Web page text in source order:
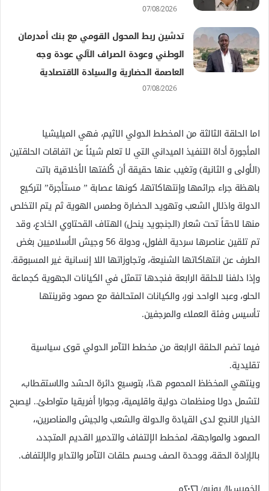
07/08/2026
تدشين ربط المحول القومي مع بنك أمدرمان
الوطني وعودة الصراف الآلي عودة وجه
العاصمة الحضارية والسيادة الاقتصادية
07/08/2026
اما الحلقة الثالثة من المخطط الدولي الاثيم، فهي الميليشيا
المأجورة أداة التنفيذ الميداني التي لا تعلم شيئاً عن اتفاقات الحلقتين
(الأولى و الثانية) وتغيب عنها حقيقة أن كُلفتها الأخلاقية باتت
باهظة جراء جرائمها وإنتهاكاتها، كونها عصابة ” مستأجرة” لتركيع
الدولة واذلال الشعب وتهويد الحضارة وطمس الهوية ثم يتم التخلص
منها لاحقاً تحت شعار (الجنجويد ينحل) الهتاف القحتاوي الخادع، وقد
تم تلقين عناصرها سردية الفلول، ودولة 56 وجيش الأسلاميين بغض
الطرف عن انتهاكاتها الشنيعة، وتجاوزاتها اللا إنسانية غير المسبوقة.
وإذا دلفنا للحلقة الرابعة فنجدها تتمثل في الكيانات الجهوية كجماعة
الحلو، وعبد الواحد نور، والكيانات المتحالفة مع صمود وقرينتها
تأسيس وفئة العملاء والمرجفين.
فيما تضم الحلقة الرابعة من مخطط التآمر الدولي قوى سياسية
تقليدية.
وينتهي المخظظ المحموم هذا، بتوسيع دائرة الحشد والاستقطاب،
لتشمل دولا ومنظمات دولية واقليمية، وجوارا أفريقيا متواطئ.. ليصبح
الخيار الانجع لدى القيادة والدولة والشعب والجيش والمناصرين،،
الصمود والمواجهة، لمخطط الإلتفاف والتدمير القديم المتجدد،
بالإرادة الحقة، ووحدة الصف وحسم حلقات التآمر والتدابر والإلتفاف.